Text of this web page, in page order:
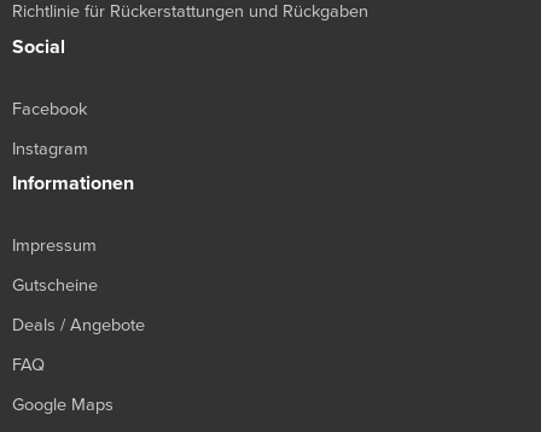
Richtlinie für Rückerstattungen und Rückgaben
Social
Facebook
Instagram
Informationen
Impressum
Gutscheine
Deals / Angebote
FAQ
Google Maps